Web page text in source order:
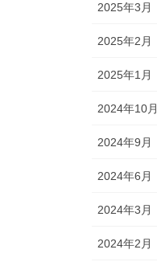
2025年3月
2025年2月
2025年1月
2024年10月
2024年9月
2024年6月
2024年3月
2024年2月